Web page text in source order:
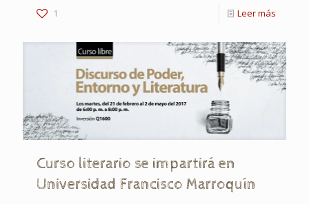
1 Leer más
Curso literario se impartirá en
Universidad Francisco Marroquín